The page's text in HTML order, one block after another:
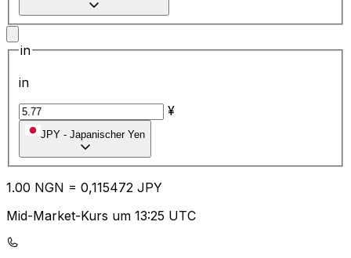
in
in
¥
JPY - Japanischer Yen
1.00 NGN = 0,115472 JPY
Mid-Market-Kurs um 13:25 UTC